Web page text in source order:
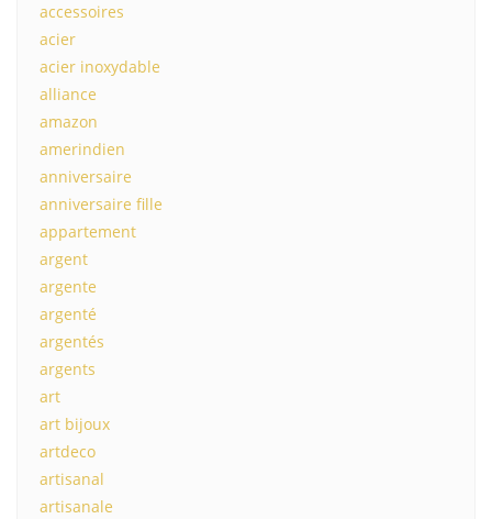
accessoires
acier
acier inoxydable
alliance
amazon
amerindien
anniversaire
anniversaire fille
appartement
argent
argente
argenté
argentés
argents
art
art bijoux
artdeco
artisanal
artisanale